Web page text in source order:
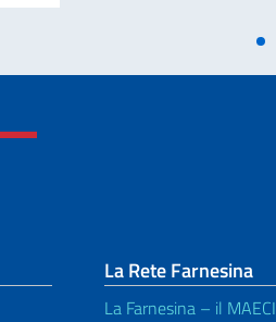
La Rete Farnesina
La Farnesina – il MAECI